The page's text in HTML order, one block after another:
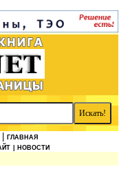
ГЛАВНАЯ
| НОВОСТИ